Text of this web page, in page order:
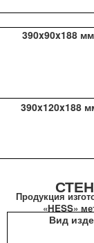
390x90x188 мм
390x120x188
Продукция
«HESS»
Вид